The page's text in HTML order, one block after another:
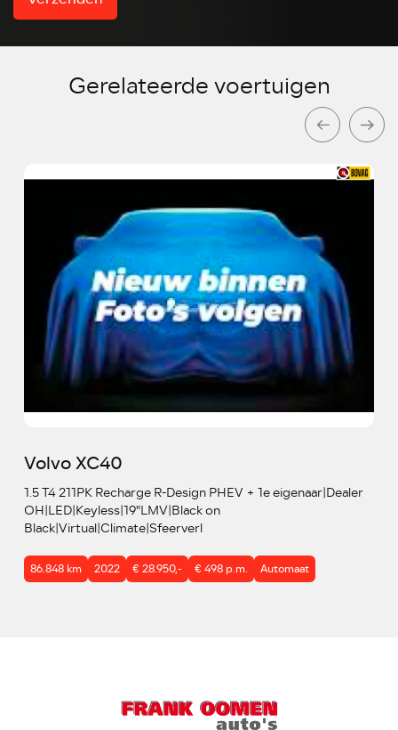
Gerelateerde voertuigen
Volvo XC40
1.5 T4 211PK Recharge R-Design PHEV + 1e eigenaar|Dealer
OH|LED|Keyless|19"LMV|Black on
Black|Virtual|Climate|Sfeerverl
86.848 km 2022 € 28.950,- € 498 p.m. Automaat